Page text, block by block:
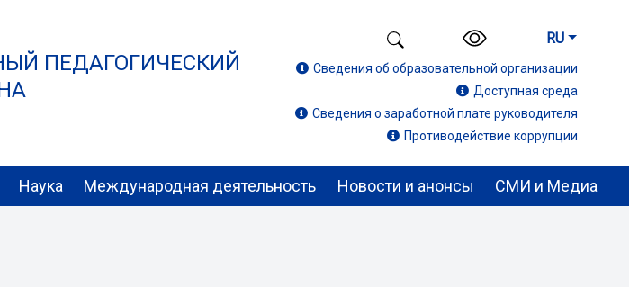
ПЕДАГОГИЧЕСКИЙ
RU
Сведения об образовательной организации
Доступная среда
Сведения о заработной плате руководителя
Противодействие коррупции
Наука Международная деятельность Новости и анонсы СМИ и Медиа